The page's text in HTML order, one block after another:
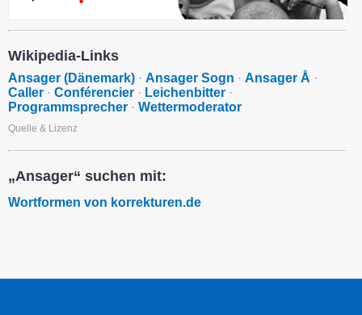
Wikipedia-Links
Ansager (Dänemark) · Ansager Sogn · Ansager Å ·
Caller · Conférencier · Leichenbitter ·
Programmsprecher · Wettermoderator
Quelle & Lizenz
„Ansager“ suchen mit:
Wortformen von korrekturen.de